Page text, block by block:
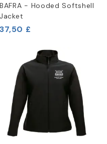
BAFRA - Hooded Softshell
Jacket
37,50 £